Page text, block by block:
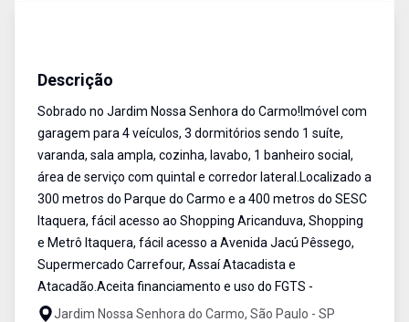
Descrição
Sobrado no Jardim Nossa Senhora do Carmo!Imóvel com
garagem para 4 veículos, 3 dormitórios sendo 1 suíte,
varanda, sala ampla, cozinha, lavabo, 1 banheiro social,
área de serviço com quintal e corredor lateral.Localizado a
300 metros do Parque do Carmo e a 400 metros do SESC
Itaquera, fácil acesso ao Shopping Aricanduva, Shopping
e Metrô Itaquera, fácil acesso a Avenida Jacú Pêssego,
Supermercado Carrefour, Assaí Atacadista e
Atacadão.Aceita financiamento e uso do FGTS -
Jardim Nossa Senhora do Carmo, São Paulo - SP